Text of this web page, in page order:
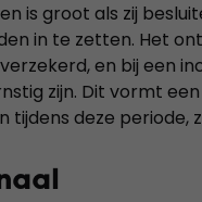
is groot als zij
in te zetten. Het
en bij een
zijn. Dit vormt
deze periode,